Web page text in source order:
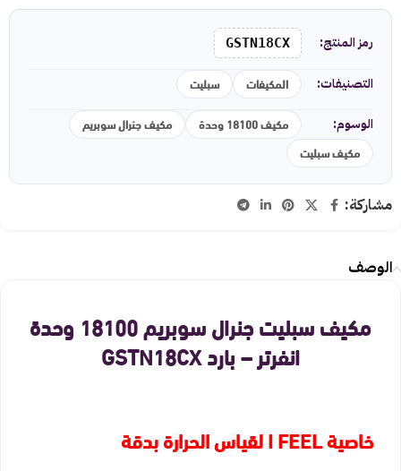
رمز المنتج: GSTN18CX
التصنيفات: المكيفات سبليت
الوسوم: مكيف 18100 وحدة
مكيف جنرال سوبريم
مكيف سبليت
مشاركة:
الوصف
مكيف سبليت جنرال سوبريم 18100 وحدة
انفرتر – بارد GSTN18CX
خاصية I FEEL لقياس الحرارة بدقة